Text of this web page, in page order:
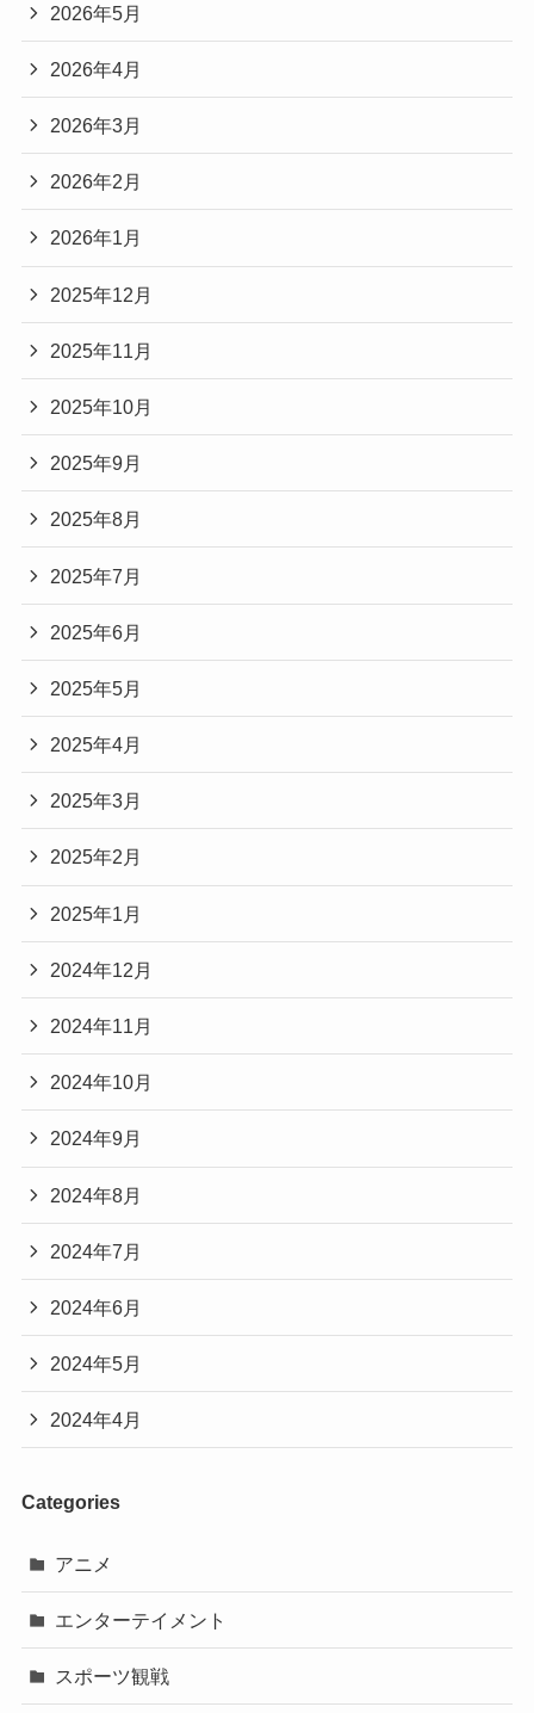
2026年5月
2026年4月
2026年3月
2026年2月
2026年1月
2025年12月
2025年11月
2025年10月
2025年9月
2025年8月
2025年7月
2025年6月
2025年5月
2025年4月
2025年3月
2025年2月
2025年1月
2024年12月
2024年11月
2024年10月
2024年9月
2024年8月
2024年7月
2024年6月
2024年5月
2024年4月
Categories
アニメ
エンターテイメント
スポーツ観戦